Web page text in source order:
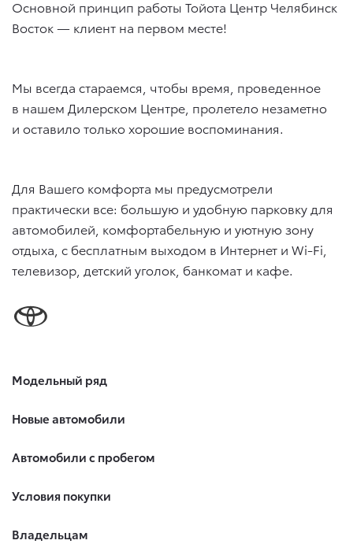
Основной принцип работы Тойота Центр Челябинск
Восток — клиент на первом месте!
Мы всегда стараемся, чтобы время, проведенное
в нашем Дилерском Центре, пролетело незаметно
и оставило только хорошие воспоминания.
Для Вашего комфорта мы предусмотрели
практически все: большую и удобную парковку для
автомобилей, комфортабельную и уютную зону
отдыха, с бесплатным выходом в Интернет и Wi-Fi,
телевизор, детский уголок, банкомат и кафе.
Модельный ряд
Новые автомобили
Автомобили с пробегом
Условия покупки
Владельцам